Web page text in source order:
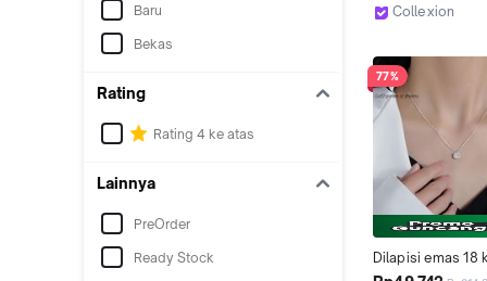
Baru
Bekas
Rating
Rating 4 ke atas
Lainnya
PreOrder
Ready Stock
Collexion
77%
Dilapisi emas 18
Kalung persegi